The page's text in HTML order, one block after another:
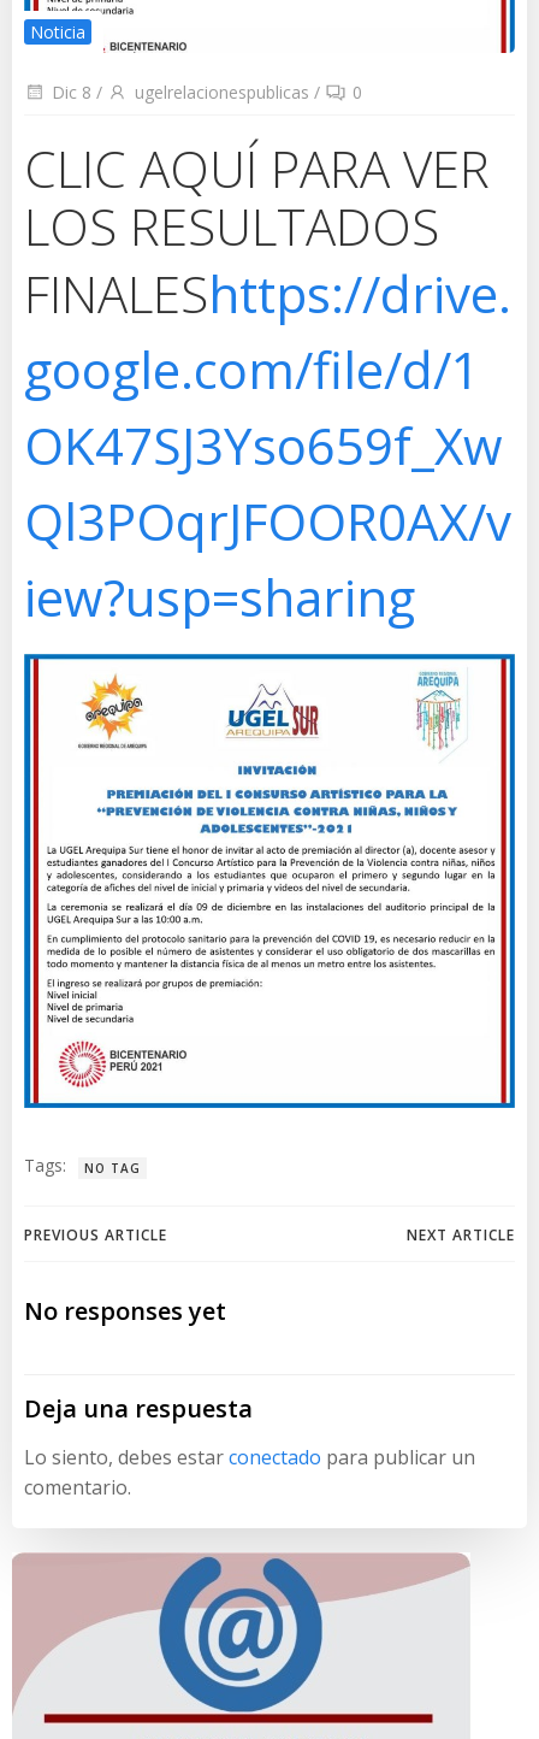
Noticia
Dic 8 / ugelrelacionespublicas / 0
CLIC AQUÍ PARA VER
LOS RESULTADOS
FINALEShttps://drive.
google.com/file/d/1
OK47SJ3Yso659f_Xw
Ql3POqrJFOOR0AX/v
iew?usp=sharing
Tags: NO TAG
Navegación
de
PREVIOUS ARTICLE
Navegación
NEXT ARTICLE
No responses yet
Deja una respuesta
Lo siento, debes estarconectado para publicar un
comentario.